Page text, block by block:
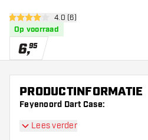
open reviews drawer
4 score sterren4.0 (6)
Op voorraad
6,95
PRODUCTINFORMATIE
Feyenoord Dart Case:
Lees verder